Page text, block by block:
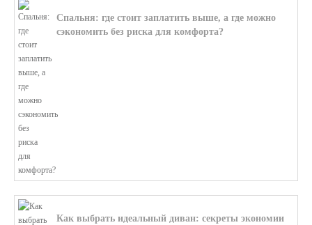
Спальня: где стоит заплатить выше, а где можно
сэкономить без риска для комфорта?
Как выбрать идеальный диван: секреты экономии